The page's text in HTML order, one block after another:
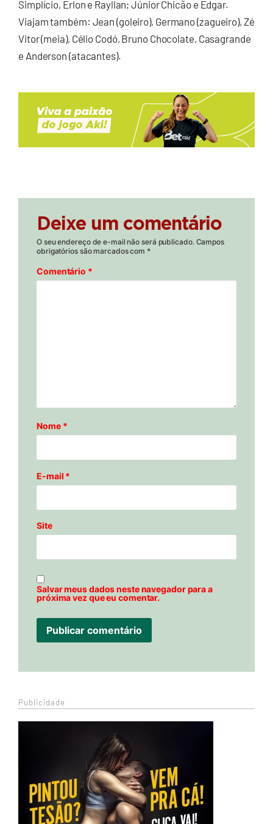
Simplício, Erlon e Rayllan; Júnior Chicão e Edgar.
Viajam também: Jean (goleiro), Germano (zagueiro), Zé
Vitor (meia), Célio Codó, Bruno Chocolate, Casagrande
e Anderson (atacantes).
Deixe um comentário
O seu endereço de e-mail não será publicado. Campos
obrigatórios são marcados com *
Comentário *
Nome *
E-mail *
Site
Salvar meus dados neste navegador para a
próxima vez que eu comentar.
Publicidade